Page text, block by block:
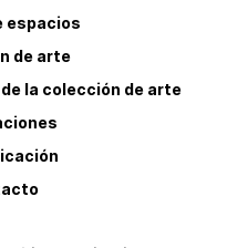
espacios
de arte
la colección de arte